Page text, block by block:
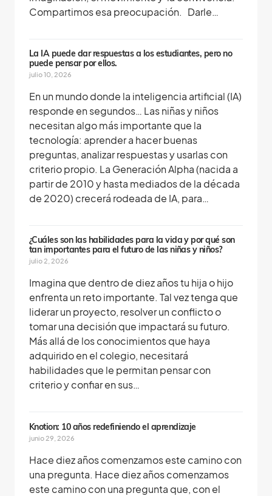
Compartimos esa preocupación. Darle…
La IA puede dar respuestas a los estudiantes, pero no
puede pensar por ellos.
julio 10, 2026
En un mundo donde la inteligencia artificial (IA)
responde en segundos… Las niñas y niños
necesitan algo más importante que la
tecnología: aprender a hacer buenas
preguntas, analizar respuestas y usarlas con
criterio propio. La Generación Alpha (nacida a
partir de 2010 y hasta mediados de la década
de 2020) crecerá rodeada de IA, para…
¿Cuáles son las habilidades para la vida y por qué son
tan importantes para el futuro de las niñas y niños?
julio 2, 2026
Imagina que dentro de diez años tu hija o hijo
enfrenta un reto importante. Tal vez tenga que
liderar un proyecto, resolver un conflicto o
tomar una decisión que impactará su futuro.
Más allá de los conocimientos que haya
adquirido en el colegio, necesitará
habilidades que le permitan pensar con
criterio y confiar en sus…
Knotion: 10 años redefiniendo el aprendizaje
junio 29, 2026
Hace diez años comenzamos este camino con
una pregunta. Hace diez años comenzamos
este camino con una pregunta que, con el